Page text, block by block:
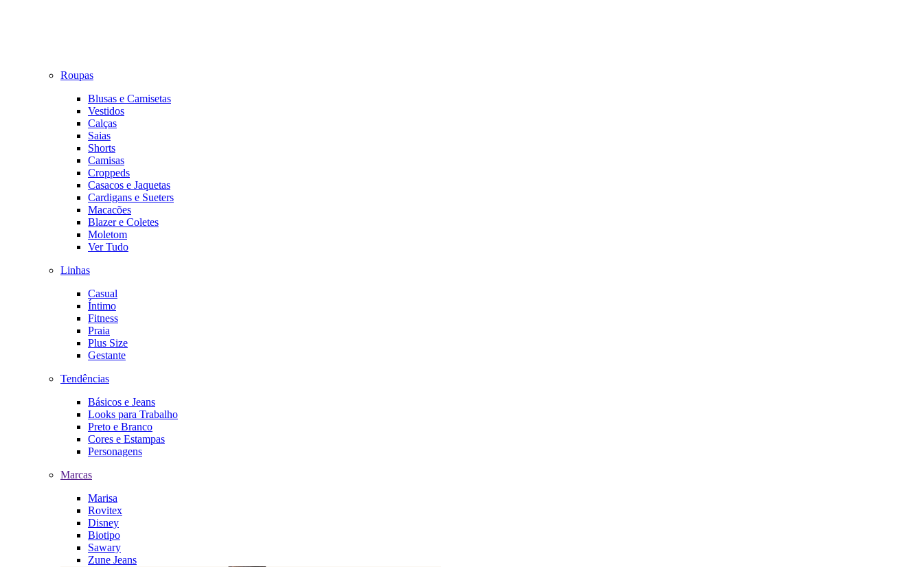
Roupas
Blusas e Camisetas
Vestidos
Calças
Saias
Shorts
Camisas
Croppeds
Casacos e Jaquetas
Cardigans e Sueters
Macacões
Blazer e Coletes
Moletom
Ver Tudo
Linhas
Casual
Íntimo
Fitness
Praia
Plus Size
Gestante
Tendências
Básicos e Jeans
Looks para Trabalho
Preto e Branco
Cores e Estampas
Personagens
Marcas
Marisa
Rovitex
Disney
Biotipo
Sawary
Zune Jeans